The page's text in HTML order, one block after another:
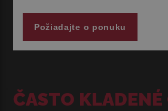
Požiadajte o ponuku
ČASTO